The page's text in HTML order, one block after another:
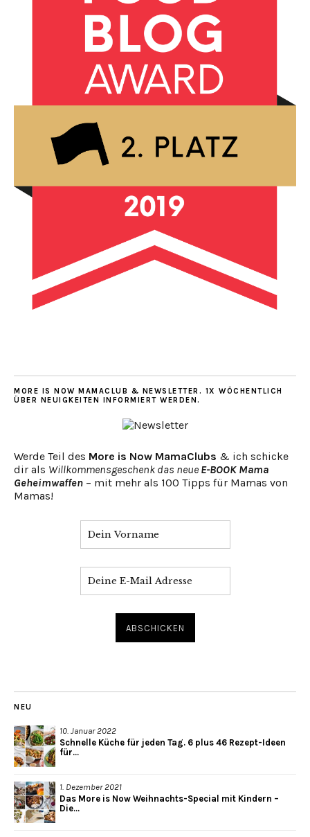
MORE IS NOW MAMACLUB & NEWSLETTER. 1X WÖCHENTLICH
ÜBER NEUIGKEITEN INFORMIERT WERDEN.
Werde Teil des More is Now MamaClubs & ich schicke
dir als Willkommensgeschenk das neue E-BOOK Mama
Geheimwaffen – mit mehr als 100 Tipps für Mamas von
Mamas!
NEU
10. Januar 2022
Schnelle Küche für jeden Tag. 6 plus 46 Rezept-Ideen
für...
1. Dezember 2021
Das More is Now Weihnachts-Special mit Kindern –
Die...